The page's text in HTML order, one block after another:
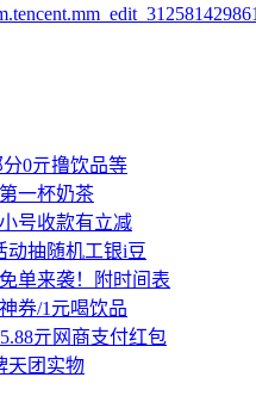
0亓撸饮品等
一杯奶茶
号收款有立减
动抽随机工银i豆
单来袭！附时间表
券/1元喝饮品
亓网商支付红包
天团实物